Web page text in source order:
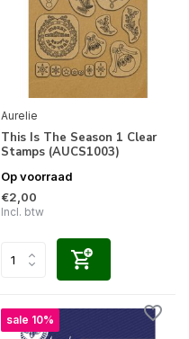
Aurelie
This Is The Season 1 Clear
Stamps (AUCS1003)
Op voorraad
€2,00
Incl. btw
sale 10%